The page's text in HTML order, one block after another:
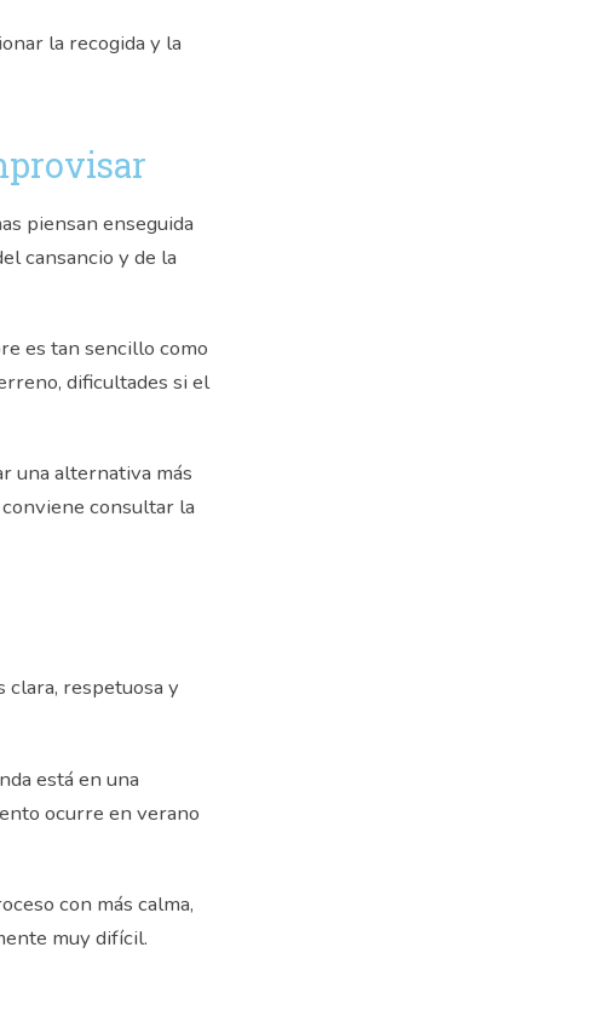
la recogida y la
piensan enseguida
cansancio y de la
es tan sencillo como
dificultades si el
una alternativa más
consultar la
clara, respetuosa y
está en una
ocurre en verano
con más calma,
muy difícil.